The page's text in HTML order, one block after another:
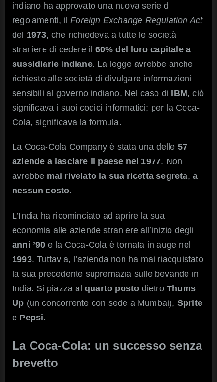
indiano ha approvato una nuova serie di
regolamenti, ilForeign Exchange Regulation Act
del 1973, che richiedeva a tutte le società
straniere di cedere il 60% del loro capitale a
sussidiarie indiane. La legge avrebbe anche
richiesto alle società di divulgare informazioni
sensibili al governo indiano. Nel caso di IBM, ciò
significava i suoi codici informatici; per la Coca-
Cola, significava la formula.
La Coca-Cola Company è stata una delle 57
aziende a lasciare il paese nel 1977. Non
avrebbe mai rivelato la sua ricetta segreta,a
nessun costo.
L’India ha ricominciato ad aprire la sua
economia alle aziende straniere all’inizio degli
anni ’90 e la Coca-Cola è tornata in auge nel
1993. Tuttavia, l’azienda non ha mai riacquistato
la sua precedente supremazia sulle bevande in
India. Si piazza al quarto posto dietroThums
Up (un concorrente con sede a Mumbai), Sprite
e Pepsi.
La Coca-Cola: un successo senza
brevetto